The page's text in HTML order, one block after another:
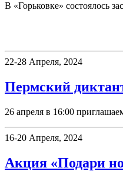
В «Горьковке» состоялось
22-28 Апреля, 2024
Пермский
26 апреля в 16:00
16-20 Апреля, 2024
Акция «Подари